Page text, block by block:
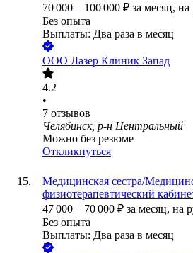
70 000 – 100 000 ₽ за месяц, на
Без опыта
Выплаты: Два раза в месяц
ООО Лазер Клиник Запад
4.2
•
7 отзывов
Челябинск, р-н Центральный
Можно без резюме
Откликнуться
Медицинская сестра/
физиотерапевтический
47 000 – 70 000 ₽ за месяц, на
Без опыта
Выплаты: Два раза в месяц